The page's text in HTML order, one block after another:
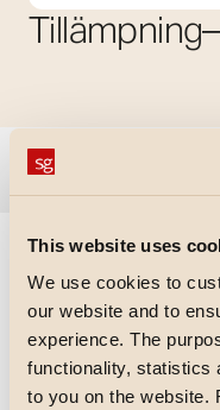
This website uses
We use cookies to
our website and to
experience. The
functionality, statistics
to you on the website.
Tillämpning
Storlek på rutnätet